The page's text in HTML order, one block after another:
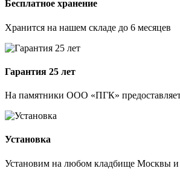
Бесплатное хранение
Хранится на нашем складе до 6 месяцев
Гарантия 25 лет
На памятники ООО «ПГК»
Установка
Установим на любом кладбище Москвы и